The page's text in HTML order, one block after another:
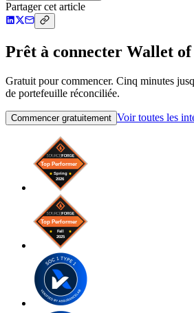
Partager cet article
Prêt à connecter Wallet of
Gratuit pour commencer. Cinq minutes
de portefeuille réconciliée.
Commencer gratuitement Voir toutes les